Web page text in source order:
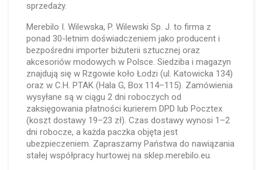
sprzedaży.
Merebilo I. Wilewska, P. Wilewski Sp. J. to firma z
ponad 30-letnim doświadczeniem jako producent i
bezpośredni importer biżuterii sztucznej oraz
akcesoriów modowych w Polsce. Siedziba i magazyn
znajdują się w Rzgowie koło Łodzi (ul. Katowicka 134)
oraz w C.H. PTAK (Hala G, Box 114–115). Zamówienia
wysyłane są w ciągu 2 dni roboczych od
zaksięgowania płatności kurierem DPD lub Pocztex
(koszt dostawy 19–23 zł). Czas dostawy wynosi 1–2
dni robocze, a każda paczka objęta jest
ubezpieczeniem. Zapraszamy Państwa do nawiązania
stałej współpracy hurtowej na sklep.merebilo.eu.